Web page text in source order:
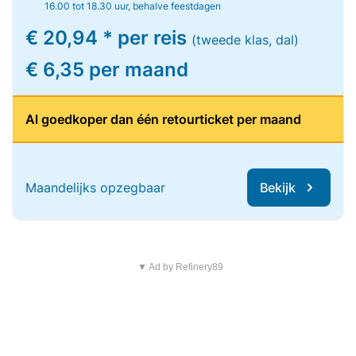
16.00 tot 18.30 uur, behalve feestdagen
€ 20,94 * per reis (tweede klas, dal)
€ 6,35 per maand
Al goedkoper dan één retourticket per maand
Maandelijks opzegbaar Bekijk
▼ Ad by Refinery89